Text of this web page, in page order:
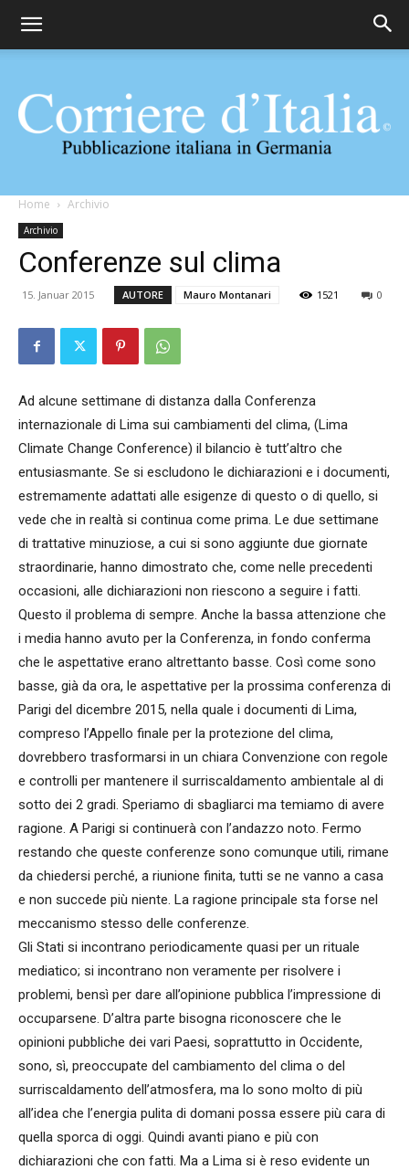
Corriere
d'Italia
Home Archivio
Archivio
Conferenze sul clima
15. Januar 2015 AUTORE Mauro Montanari 1521 0
Ad alcune settimane di distanza dalla Conferenza
internazionale di Lima sui cambiamenti del clima, (Lima
Climate Change Conference) il bilancio è tutt’altro che
entusiasmante. Se si escludono le dichiarazioni e i documenti,
estremamente adattati alle esigenze di questo o di quello, si
vede che in realtà si continua come prima. Le due settimane
di trattative minuziose, a cui si sono aggiunte due giornate
straordinarie, hanno dimostrato che, come nelle precedenti
occasioni, alle dichiarazioni non riescono a seguire i fatti.
Questo il problema di sempre. Anche la bassa attenzione che
i media hanno avuto per la Conferenza, in fondo conferma
che le aspettative erano altrettanto basse. Così come sono
basse, già da ora, le aspettative per la prossima conferenza di
Parigi del dicembre 2015, nella quale i documenti di Lima,
compreso l’Appello finale per la protezione del clima,
dovrebbero trasformarsi in un chiara Convenzione con regole
e controlli per mantenere il surriscaldamento ambientale al di
sotto dei 2 gradi. Speriamo di sbagliarci ma temiamo di avere
ragione. A Parigi si continuerà con l’andazzo noto. Fermo
restando che queste conferenze sono comunque utili, rimane
da chiedersi perché, a riunione finita, tutti se ne vanno a casa
e non succede più niente. La ragione principale sta forse nel
meccanismo stesso delle conferenze.
Gli Stati si incontrano periodicamente quasi per un rituale
mediatico; si incontrano non veramente per risolvere i
problemi, bensì per dare all’opinione pubblica l’impressione di
occuparsene. D’altra parte bisogna riconoscere che le
opinioni pubbliche dei vari Paesi, soprattutto in Occidente,
sono, sì, preoccupate del cambiamento del clima o del
surriscaldamento dell’atmosfera, ma lo sono molto di più
all’idea che l’energia pulita di domani possa essere più cara di
quella sporca di oggi. Quindi avanti piano e più con
dichiarazioni che con fatti. Ma a Lima si è reso evidente un